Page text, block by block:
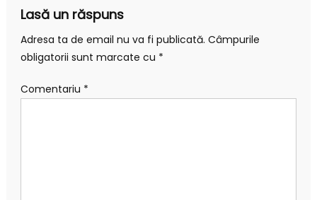
Lasă un răspuns
Adresa ta de email nu va fi publicată. Câmpurile
obligatorii sunt marcate cu *
Comentariu *